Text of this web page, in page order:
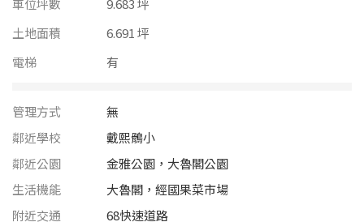
嘉義市
高雄市
澎湖縣
屏東縣
40~50 坪
80坪以上
~
車位坪數
9.683 坪
土地面積
6.691 坪
電梯
有
管理方式
無
鄰近學校
戴熙鶻小
鄰近公園
金雅公園，大魯閣公園
生活機能
大魯閣，經國果菜市場
附近交通
68快速道路